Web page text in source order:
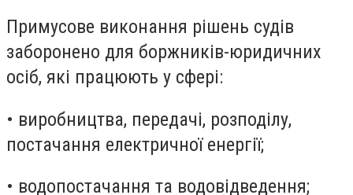
Примусове виконання рішень судів
заборонено для боржників-юридичних
осіб, які працюють у сфері:
• виробництва, передачі, розподілу,
постачання електричної енергії;
• водопостачання та водовідведення;